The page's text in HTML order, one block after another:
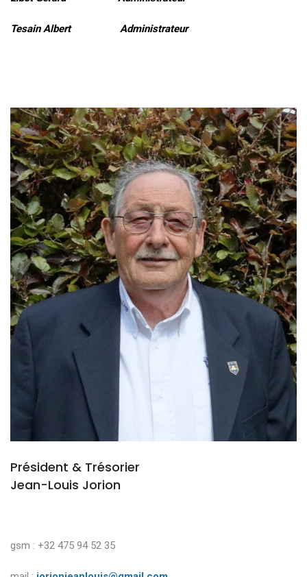
Tesain Albert Administrateur
Président & Trésorier
Jean-Louis Jorion
gsm : +32 475 94 52 35